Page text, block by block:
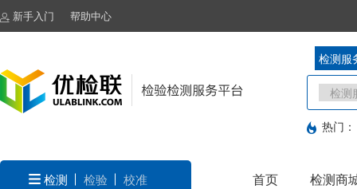
新手入门 帮助中心
检测服
热门：
检测 检验 校准 首页 检测商